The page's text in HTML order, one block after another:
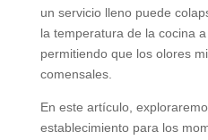
un servicio lleno puede
la temperatura de la cocina
permitiendo que los olores
comensales.
En este artículo,
establecimiento para los